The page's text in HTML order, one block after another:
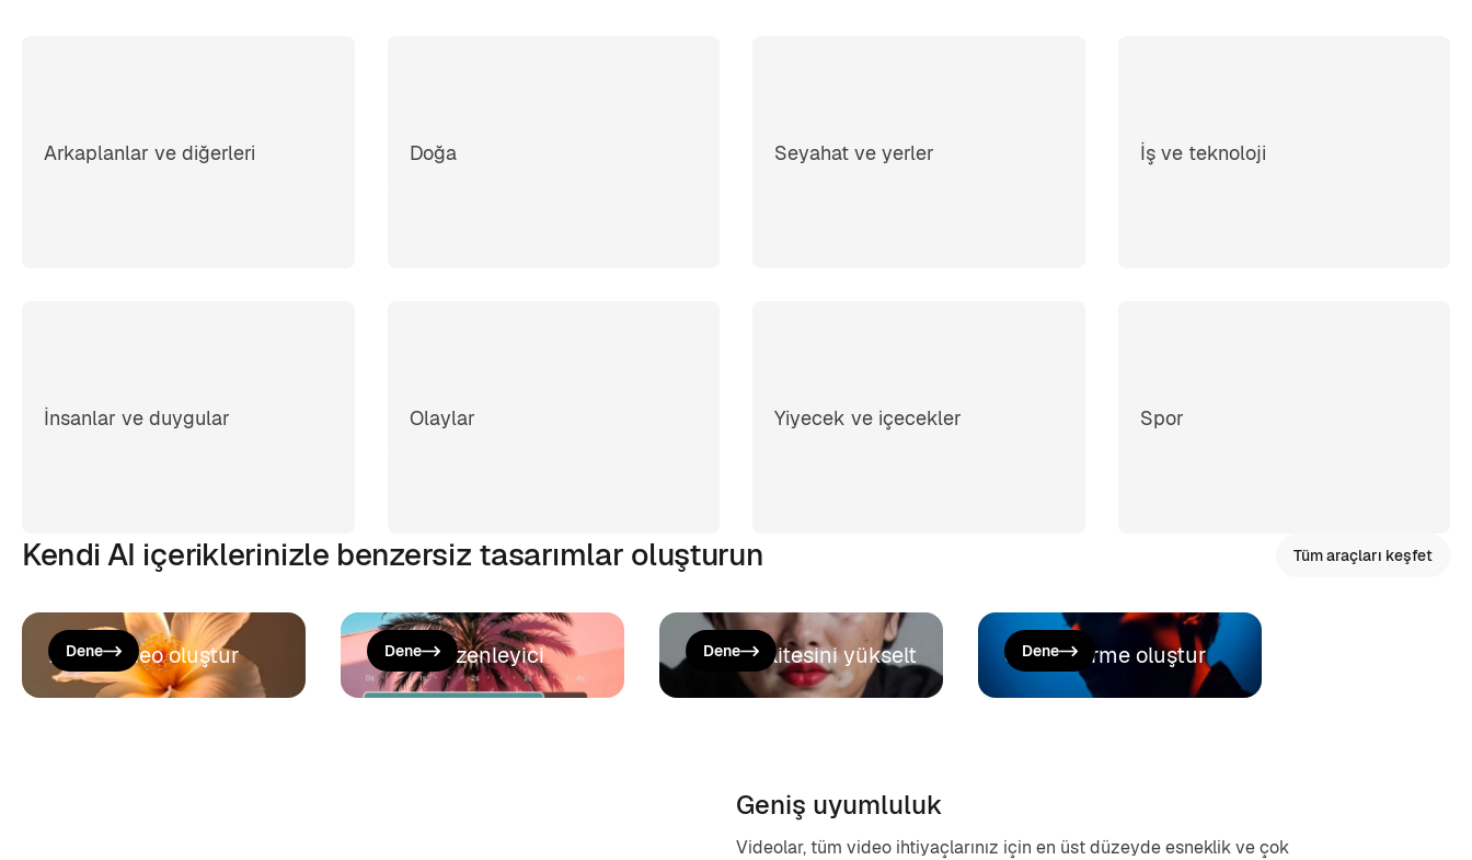
Arkaplanlar ve diğerleri Doğa Seyahat ve yerler İş ve teknoloji
İnsanlar ve duygular Olaylar Yiyecek ve içecekler Spor
Kendi AI içeriklerinizle benzersiz tasarımlar oluşturun Tüm araçları keşfet
Bir AI video oluştur
Dene Video düzenleyici
Dene Video kalitesini yükselt
Dene Seslendirme oluştur
Dene
Geniş uyumluluk
Videolar, tüm video ihtiyaçlarınız için en üst düzeyde esneklik ve çok